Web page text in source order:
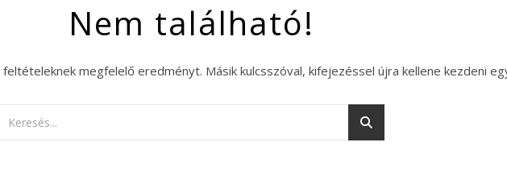
Nem található!
megfelelő eredményt. Másik kulcsszóval, kifejezéssel újra kellene kezdeni